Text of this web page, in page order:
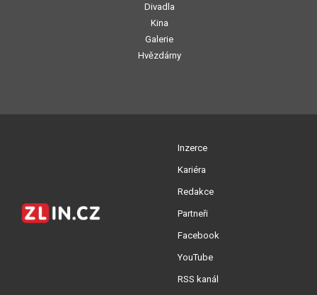
Divadla
Kina
Galerie
Hvězdárny
Inzerce
Kariéra
Redakce
Partneři
Facebook
YouTube
RSS kanál